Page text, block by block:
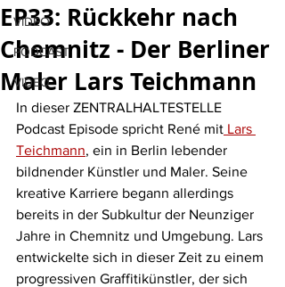
VIDEO
PODCAST
VIDEO
EP33: Rückkehr nach
Chemnitz - Der Berliner
Maler Lars Teichmann
In dieser ZENTRALHALTESTELLE
Podcast Episode spricht René mit Lars
Teichmann, ein in Berlin lebender
bildnender Künstler und Maler. Seine
kreative Karriere begann allerdings
bereits in der Subkultur der Neunziger
Jahre in Chemnitz und Umgebung. Lars
entwickelte sich in dieser Zeit zu einem
progressiven Graffitikünstler, der sich